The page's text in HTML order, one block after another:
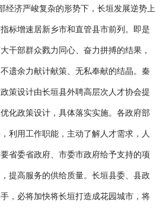
经济严峻复杂的形势下，长垣发展逆势上
标增速居新乡市和直管县市前列。即是
干部群众戮力同心、奋力拼搏的结果，
遗余力献计献策、无私奉献的结晶。秦
策设计由长垣县外聘高层次人才协会提
化政策设计，具体落实实施。各政府部
利用工作职能，主动了解人才需求，人
省委省政府、市委市政府给予支持的项
提高服务的供给质量。长垣县委、县政
，必将加快将长垣打造成花园城市，将